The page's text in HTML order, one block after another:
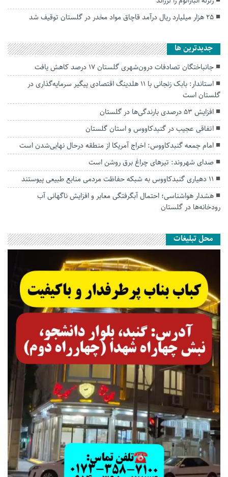
۲۵ هزار میلیارد ریال درآمد قاچاق مواد مخدر در گلستان توقیف شد
جديدترين ها
جانباختگان تصادفات درون‌شهری گلستان ۱۷ درصد کاهش یافت
استاندار: بابک زنجانی با ۱۱ هلدینگ اقتصادی پیگیر سرمایه‌گذاری در
گلستان است
افزایش ۵۳ درصدی بارندگی‌ها در گلستان
اتفاقی عجیب در‌ گنبدکاووس و استان گلستان
امام جمعه گنبدکاووس: اخراج آمریکا از منطقه درحال نهایی‌شدن است
صدای شهروند: تیرهای چراغ برق روشن است
۱۱ دهیاری گنبدکاووس به شبکه حفاظت مردمی منابع طبیعی پیوستند
هشدار هواشناسی؛ احتمال آبگرفتگی معابر و افزایش ناگهانی آب
رودخانه‌ها در گلستان
محل تبلیغات